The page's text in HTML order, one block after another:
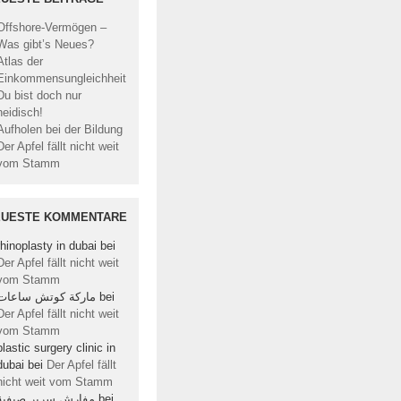
Vermögen –
gibt’s Neues?
der
bist doch nur
bei der Bildung
Apfel fällt nicht weit
Stamm
KOMMENTARE
in dubai bei
Apfel fällt nicht weit
Stamm
ماركة كوتش bei
Apfel fällt nicht weit
Stamm
surgery clinic in
bei Der Apfel fällt
weit vom Stamm